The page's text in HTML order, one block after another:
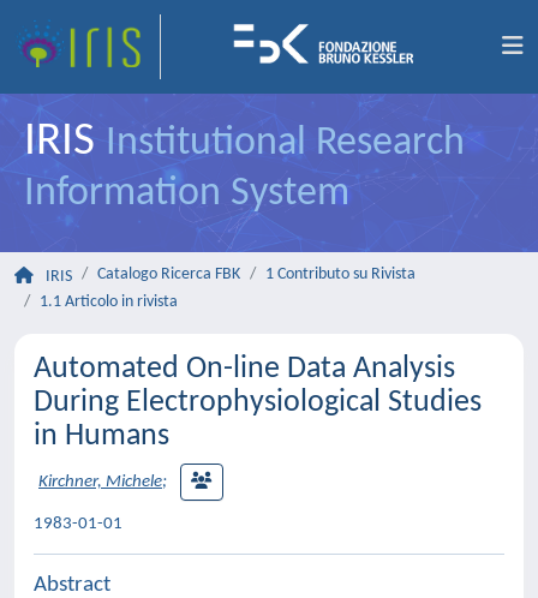
IRIS Institutional Research
Information System
IRIS Catalogo Ricerca FBK
1 Contributo su Rivista
1.1 Articolo in rivista
Automated On-line Data Analysis
During Electrophysiological Studies
in Humans
Kirchner, Michele;
1983-01-01
Abstract